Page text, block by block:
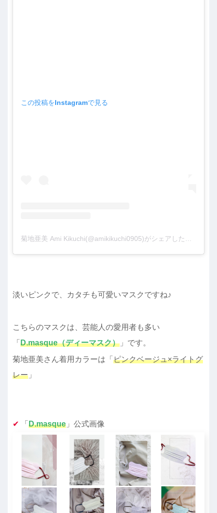
この投稿をInstagramで見る
淡いピンクで、カタチも可愛いマスクですね♪
こちらのマスクは、芸能人の愛用者も多い
「 D.masque（ディーマスク） 」です。
菊地亜美さん着用カラーは「 ピンクベージュ×ライトグ
レー 」
✔︎ 「 D.masque 」公式画像